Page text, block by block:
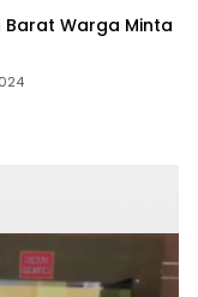
Barat Warga Minta